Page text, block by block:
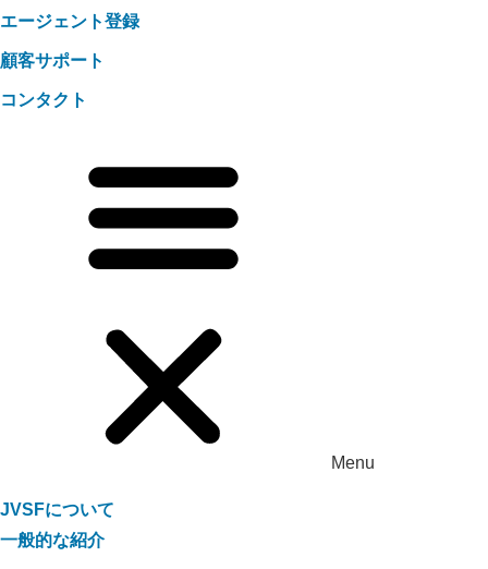
エージェント登録
顧客サポート
コンタクト
Menu
JVSFについて
一般的な紹介